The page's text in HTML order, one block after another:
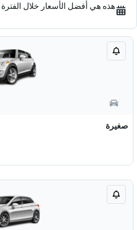
هذه هي أفضل الأسعار خلال الفترة
صغيرة